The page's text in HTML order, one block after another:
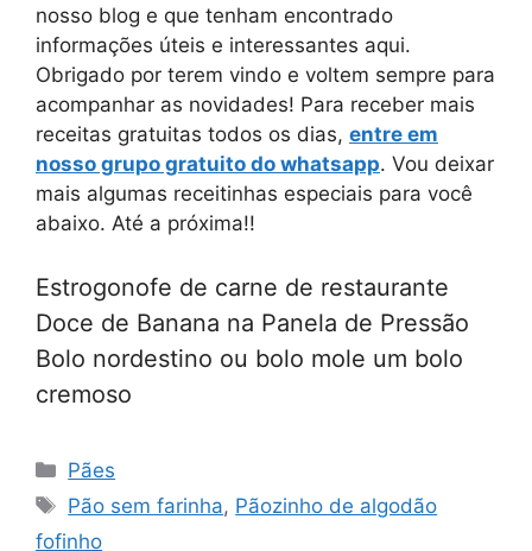
nosso blog e que tenham encontrado
informações úteis e interessantes aqui.
Obrigado por terem vindo e voltem sempre para
acompanhar as novidades! Para receber mais
receitas gratuitas todos os dias, entre em
nosso grupo gratuito do whatsapp. Vou deixar
mais algumas receitinhas especiais para você
abaixo. Até a próxima!!
Estrogonofe de carne de restaurante
Doce de Banana na Panela de Pressão
Bolo nordestino ou bolo mole um bolo
cremoso
Categorias
Pães
Tags
Pão sem farinha, Pãozinho de algodão
fofinho